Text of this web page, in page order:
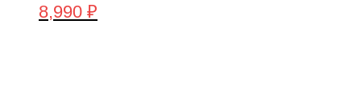
Первоначальная
8,990 ₽